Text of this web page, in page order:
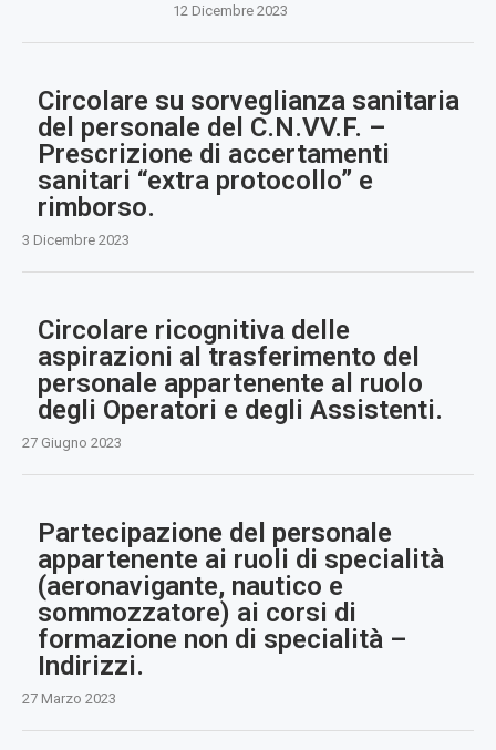
12 Dicembre 2023
Circolare su sorveglianza sanitaria
del personale del C.N.VV.F. –
Prescrizione di accertamenti
sanitari “extra protocollo” e
rimborso.
3 Dicembre 2023
Circolare ricognitiva delle
aspirazioni al trasferimento del
personale appartenente al ruolo
degli Operatori e degli Assistenti.
27 Giugno 2023
Partecipazione del personale
appartenente ai ruoli di specialità
(aeronavigante, nautico e
sommozzatore) ai corsi di
formazione non di specialità –
Indirizzi.
27 Marzo 2023